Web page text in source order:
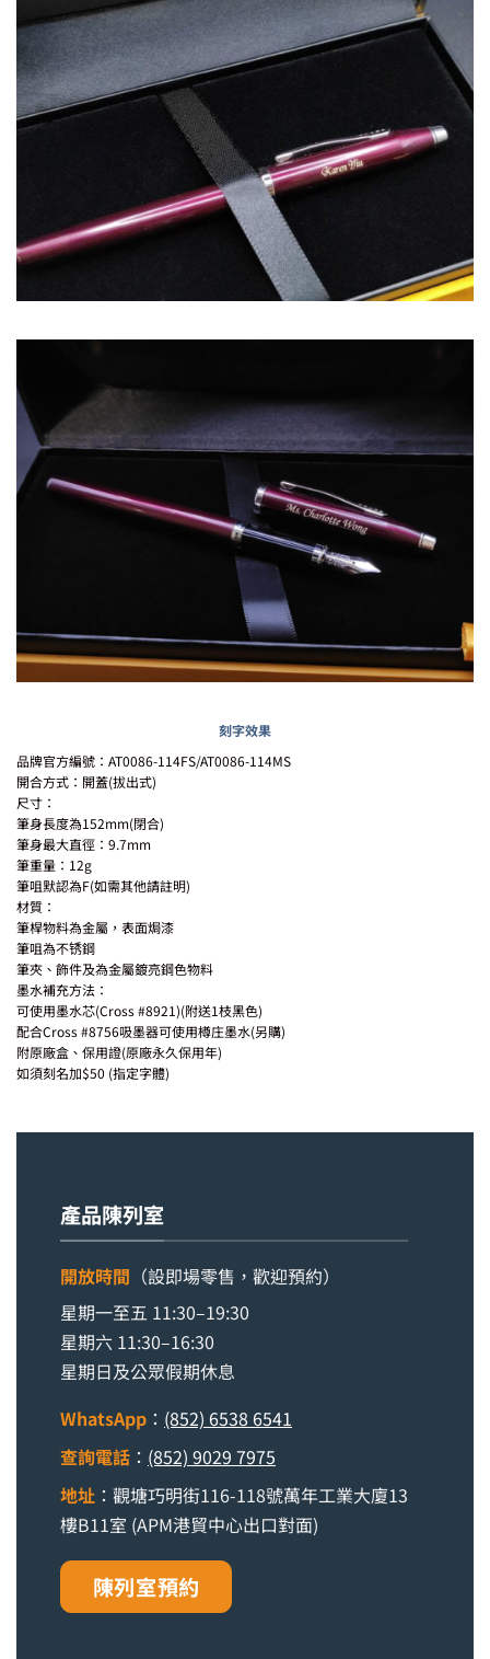
刻字效果
品牌官方編號：AT0086-114FS/AT0086-114MS
開合方式：開蓋(拔出式)
尺寸：
筆身長度為152mm(閉合)
筆身最大直徑：9.7mm
筆重量：12g
筆咀默認為F(如需其他請註明)
材質：
筆桿物料為金屬，表面焗漆
筆咀為不锈鋼
筆夾、飾件及為金屬鍍亮鋼色物料
墨水補充方法：
可使用墨水芯(Cross #8921)(附送1枝黑色)
配合Cross #8756吸墨器可使用樽庄墨水(另購)
附原廠盒、保用證(原廠永久保用年)
如須刻名加$50 (指定字體)
產品陳列室
開放時間 （設即場零售，歡迎預約）
星期一至五 11:30–19:30
星期六 11:30–16:30
星期日及公眾假期休息
WhatsApp ： (852) 6538 6541
查詢電話 ： (852) 9029 7975
地址 ：觀塘巧明街116-118號萬年工業大廈13
樓B11室 (APM港貿中心出口對面)
陳列室預約